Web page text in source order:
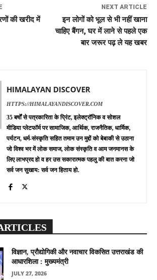
की खरीद में
NEXT ARTICLE
इन लोगों को भूल से भी नहीं खाना
चाहिए बैंगन, घर में लाने से पहले एक
बार जरूर पढ़ ले यह खबर
HIMALAYAN DISCOVER
HTTPS://HIMALAYANDISCOVER.COM
35 बर्षों से पत्रकारिता के प्रिंट, इलेक्ट्रॉनिक व सोशल
मीडिया प्लेटफॉर्म पर सामाजिक, आर्थिक, राजनैतिक, धार्मिक,
पर्यटन, धर्म-संस्कृति सहित तमाम उन मुद्दों को बेबाकी से उठाना
जो विश्व भर में लोक समाज, लोक संस्कृति व आम जनमानस के
लिए लाभप्रद हो व हर उस सकारात्मक पहलु की बात करना जो
सर्व जन सुखाय: सर्व जन हिताय हो.
विज्ञान, प्रौद्योगिकी और नवाचार विकसित उत्तराखंड की
आधारशिला : मुख्यमंत्री
JULY 27, 2026